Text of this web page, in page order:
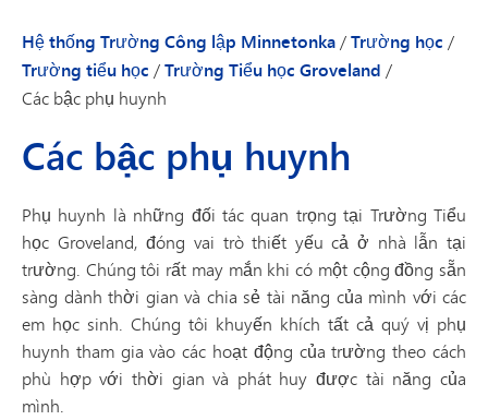
Hệ thống Trường Công lập Minnetonka/Trường học /
Trường tiểu học /Trường Tiểu học Groveland /
Các bậc phụ huynh
Các bậc phụ huynh
Phụ huynh là những đối tác quan trọng tại Trường Tiểu
học Groveland, đóng vai trò thiết yếu cả ở nhà lẫn tại
trường. Chúng tôi rất may mắn khi có một cộng đồng sẵn
sàng dành thời gian và chia sẻ tài năng của mình với các
em học sinh. Chúng tôi khuyến khích tất cả quý vị phụ
huynh tham gia vào các hoạt động của trường theo cách
phù hợp với thời gian và phát huy được tài năng của
mình.